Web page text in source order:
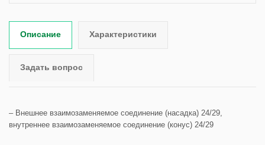
Описание Характеристики
Задать вопрос
– Внешнее взаимозаменяемое соединение (насадка) 24/29,
внутреннее взаимозаменяемое соединение (конус) 24/29